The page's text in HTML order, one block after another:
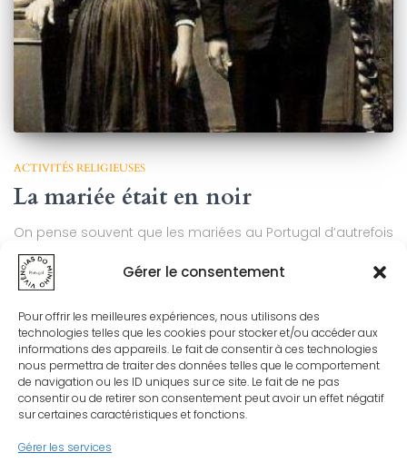
Gérer le consentement
Pour offrir les meilleures expériences, nous utilisons des
technologies telles que les cookies pour stocker et/ou accéder aux
informations des appareils. Le fait de consentir à ces technologies
nous permettra de traiter des données telles que le comportement
de navigation ou les ID uniques sur ce site. Le fait de ne pas
consentir ou de retirer son consentement peut avoir un effet négatif
sur certaines caractéristiques et fonctions.
Gérer les services
ACTIVITÉS RELIGIEUSES
La mariée était en noir
On pense souvent que les mariées au Portugal d’autrefois
étaient uniques par la particularité qu’elles étaient en noir.
Nous avons fait des recherches sur le sujet et voici ce que
nous avons trouvé… La mariée était en noir Il est courant
dans les groupes folkloriques portugais, de voir un couple
Lire la suite…
Par VDM, il y a6 ans